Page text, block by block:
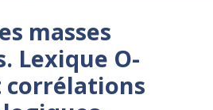
sallemasses
Lexique O-
corrélations